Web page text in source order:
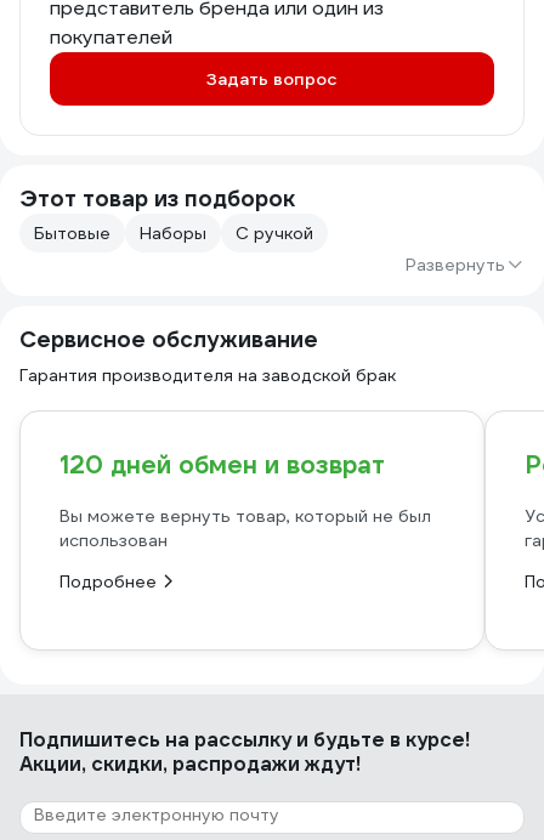
представитель бренда или один из
покупателей
Задать вопрос
Этот товар из подборок
Бытовые Наборы
С ручкой
Развернуть
Сервисное обслуживание
Гарантия производителя на заводской брак
120 дней обмен и возврат
Вы можете вернуть товар, который не был
использован
Подробнее
Подпишитесь на рассылкуи будьте в курсе!
Акции, скидки, распродажи ждут!